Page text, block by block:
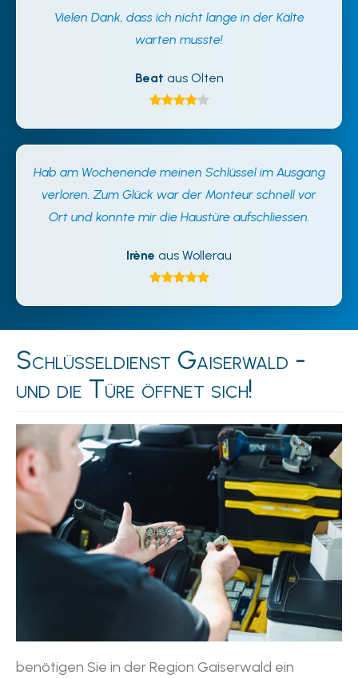
Vielen Dank, dass ich nicht lange in der Kälte
warten musste!
Beat aus Olten
Hab am Wochenende meinen Schlüssel im Ausgang
verloren. Zum Glück war der Monteur schnell vor
Ort und konnte mir die Haustüre aufschliessen.
Irène aus Wollerau
Schlüsseldienst Gaiserwald -
und die Türe öffnet sich!
benötigen Sie in der Region Gaiserwald ein